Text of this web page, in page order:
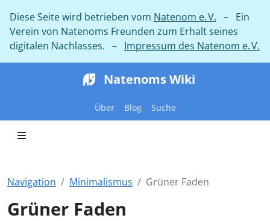
Diese Seite wird betrieben vom Natenom e. V. – Ein
Verein von Natenoms Freunden zum Erhalt seines
digitalen Nachlasses. – Impressum des Natenom e. V.
Natenoms Wiki
Über Blog Suche
Navigation Minimalismus Grüner Faden
Grüner Faden